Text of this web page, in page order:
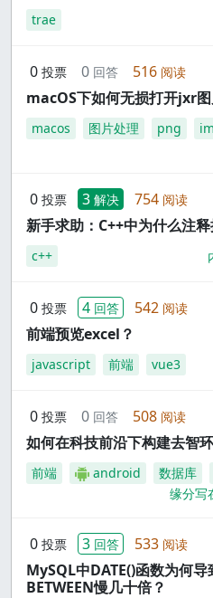
trae
0 投票 0 回答 516 阅读
macOS下如何无损打开jxr图
macos 图片处理 png
0 投票 3 解决 754 阅读
新手求助：C++中为什么注
c++
0 投票 4 回答 542 阅读
前端预览excel？
javascript 前端 vue3
0 投票 0 回答 508 阅读
如何在科技前沿下构建去智
前端 android 数据库
缘分写
0 投票 3 回答 533 阅读
MySQL中DATE()函数为何
BETWEEN慢几十倍？